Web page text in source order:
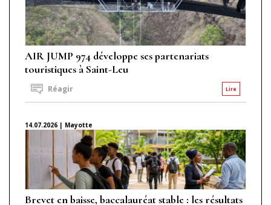
AIR JUMP 974 développe ses partenariats
touristiques à Saint-Leu
Lire
Réagir
14.07.2026 | Mayotte
Brevet en baisse, baccalauréat stable : les résultats